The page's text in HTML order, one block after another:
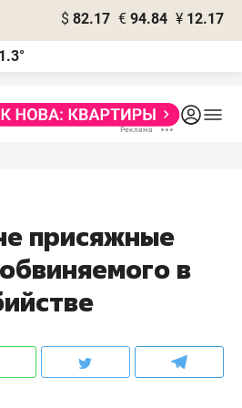
$ 82.17 € 94.84 ¥ 12.17
присяжные
в